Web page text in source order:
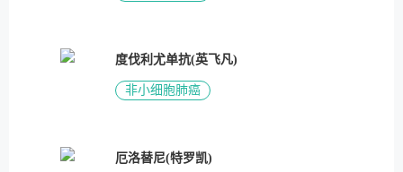
度伐利尤单抗(英飞凡)
非小细胞肺癌
厄洛替尼(特罗凯)